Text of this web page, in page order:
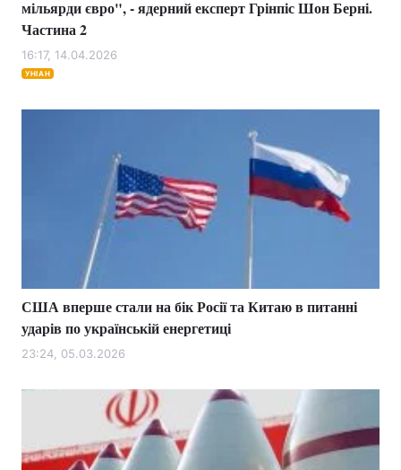
мільярди євро", - ядерний експерт Грінпіс Шон Берні.
Частина 2
16:17, 14.04.2026
УНІАН
США вперше стали на бік Росії та Китаю в питанні
ударів по українській енергетиці
23:24, 05.03.2026